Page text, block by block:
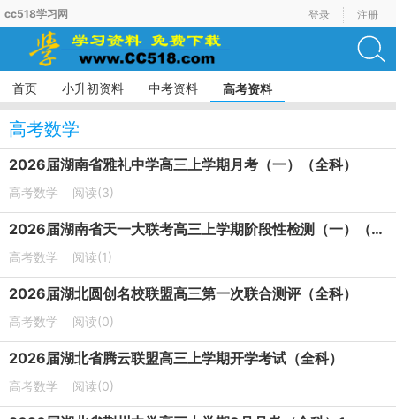
cc518学习网 登录 注册
首页 小升初资料 中考资料 高考资料
高考数学
2026届湖南省雅礼中学高三上学期月考（一）（全科）
高考数学 阅读(3)
2026届湖南省天一大联考高三上学期阶段性检测（一）（全科）
高考数学 阅读(1)
2026届湖北圆创名校联盟高三第一次联合测评（全科）
高考数学 阅读(0)
2026届湖北省腾云联盟高三上学期开学考试（全科）
高考数学 阅读(0)